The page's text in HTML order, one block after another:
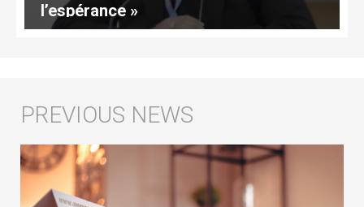
l’espérance »